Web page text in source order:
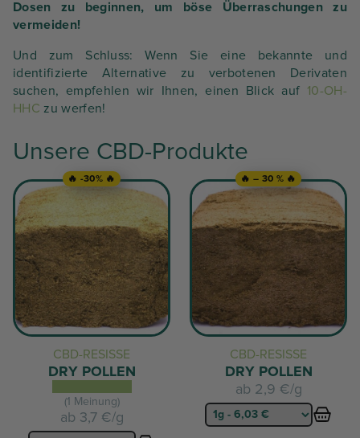
Dosen zu beginnen, um böse Überraschungen zu
vermeiden!
Und zum Schluss: Wenn Sie eine bekannte und
identifizierte Alternative zu verbotenen Derivaten
suchen, empfehlen wir Ihnen, einen Blick auf 10-OH-
HHC zu werfen!
Unsere CBD-Produkte
🔥 -30% 🔥
CBD-RESISSE
DRY POLLEN
(1 Meinung)
ab 3,7 €/g
🔥 – 30 % 🔥
CBD-RESISSE
DRY POLLEN
ab 2,9 €/g